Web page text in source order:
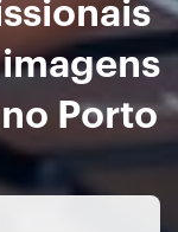
Porto